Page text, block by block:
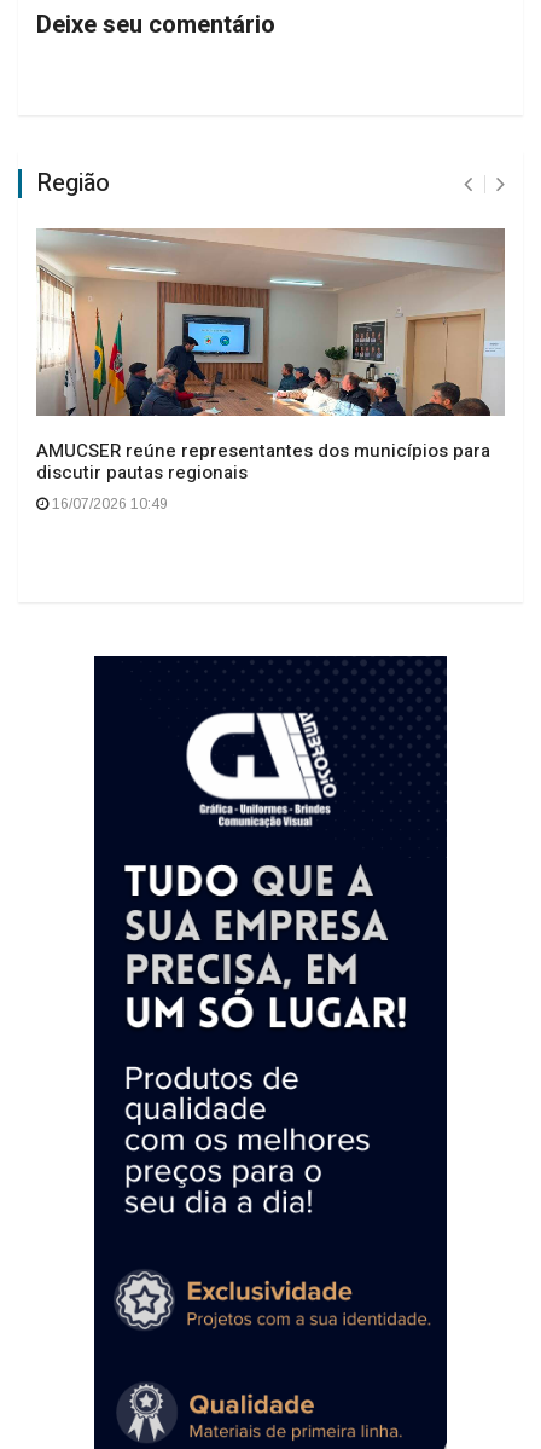
Deixe seu comentário
Região
AMUCSER reúne representantes dos municípios para
discutir pautas regionais
16/07/2026 10:49